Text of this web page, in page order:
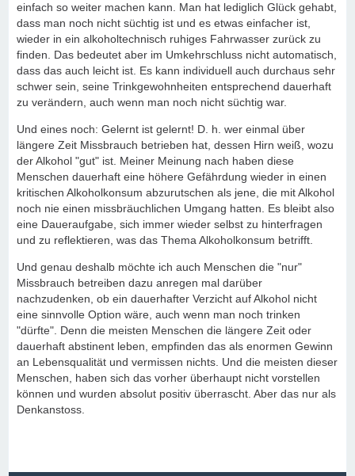
einfach so weiter machen kann. Man hat lediglich Glück gehabt,
dass man noch nicht süchtig ist und es etwas einfacher ist,
wieder in ein alkoholtechnisch ruhiges Fahrwasser zurück zu
finden. Das bedeutet aber im Umkehrschluss nicht automatisch,
dass das auch leicht ist. Es kann individuell auch durchaus sehr
schwer sein, seine Trinkgewohnheiten entsprechend dauerhaft
zu verändern, auch wenn man noch nicht süchtig war.
Und eines noch: Gelernt ist gelernt! D. h. wer einmal über
längere Zeit Missbrauch betrieben hat, dessen Hirn weiß, wozu
der Alkohol "gut" ist. Meiner Meinung nach haben diese
Menschen dauerhaft eine höhere Gefährdung wieder in einen
kritischen Alkoholkonsum abzurutschen als jene, die mit Alkohol
noch nie einen missbräuchlichen Umgang hatten. Es bleibt also
eine Daueraufgabe, sich immer wieder selbst zu hinterfragen
und zu reflektieren, was das Thema Alkoholkonsum betrifft.
Und genau deshalb möchte ich auch Menschen die "nur"
Missbrauch betreiben dazu anregen mal darüber
nachzudenken, ob ein dauerhafter Verzicht auf Alkohol nicht
eine sinnvolle Option wäre, auch wenn man noch trinken
"dürfte". Denn die meisten Menschen die längere Zeit oder
dauerhaft abstinent leben, empfinden das als enormen Gewinn
an Lebensqualität und vermissen nichts. Und die meisten dieser
Menschen, haben sich das vorher überhaupt nicht vorstellen
können und wurden absolut positiv überrascht. Aber das nur als
Denkanstoss.